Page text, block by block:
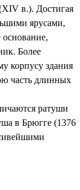
в.). Достигая
ярусами,
Более
корпусу здания
часть длинных
ратуши
в Брюгге (1376